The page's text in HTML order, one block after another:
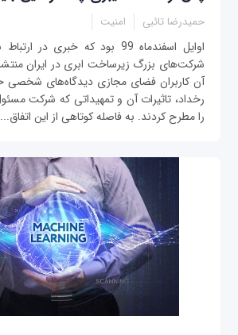
حمیدرضا تائبی امنیت
‌اوایل اسفندماه 99 بود که خبری
شرکت‌های بزرگ زیرساخت ابری در ایران
آن کاربران فضای مجازی دیدگاه‌های شخصی
رخداد، تاثیرات آن و تمهیداتی که شرکت
را مطرح کردند. به فاصله کوتاهی از این اتفاق...